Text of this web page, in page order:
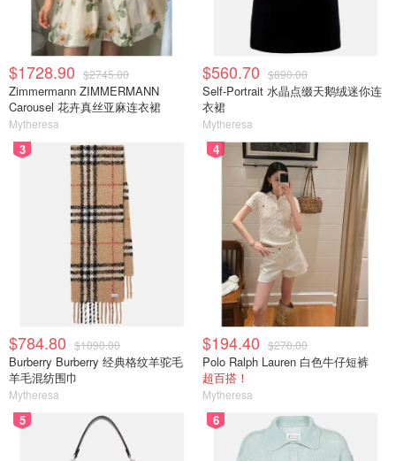
$1728.90 $2745.00
Zimmermann ZIMMERMANN
Carousel 花卉真丝亚麻连衣裙
Mytheresa
$560.70 $890.00
Self-Portrait 水晶点缀天鹅绒迷你连
衣裙
Mytheresa
3
$784.80 $1090.00
Burberry Burberry 经典格纹羊驼毛
羊毛混纺围巾
Mytheresa
4
$194.40 $270.00
Polo Ralph Lauren 白色牛仔短裤
超百搭！
Mytheresa
5 6